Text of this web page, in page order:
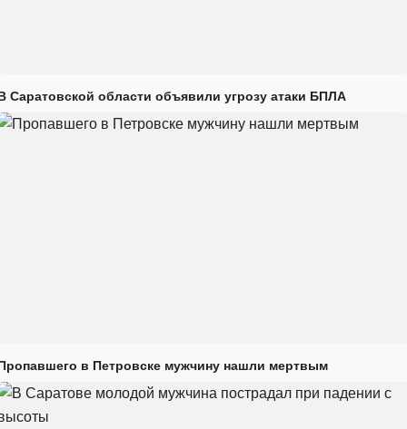
Саратовской области объявили угрозу атаки БПЛА
в Петровске мужчину нашли мертвым